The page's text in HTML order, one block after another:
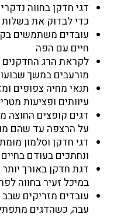
דגי חדקן בחווה
כדי לבדוק את בשלות
עובדים משתמשים
חיים עם הפה
לקראת הרג
מורעבים במשך
תנאי מחיה צפופים
עיוותים ופציעות
דגים קופצים החוצה
על הרצפה עד שהם
דגי חדקן וסלמון
ונחתכים בעודם בחיים
דגת חדקן באורך
במיכל זעיר בחווה לפחות
עובדים מזריקים
עבה, כשהדגים